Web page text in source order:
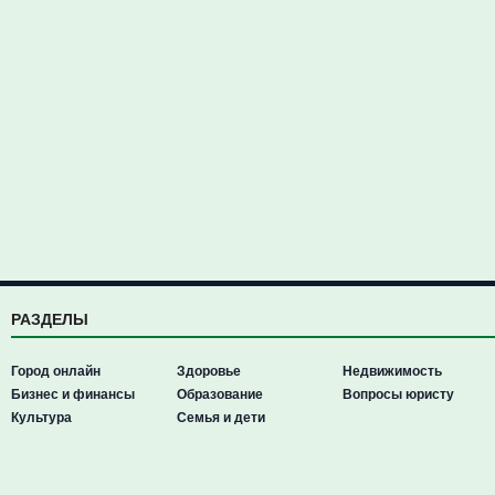
РАЗДЕЛЫ
Город онлайн
Бизнес и финансы
Культура
Здоровье
Образование
Семья и дети
Недвижимость
Вопросы юристу